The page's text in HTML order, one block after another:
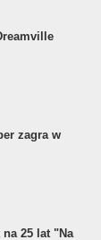
zagra w
25 lat "Na